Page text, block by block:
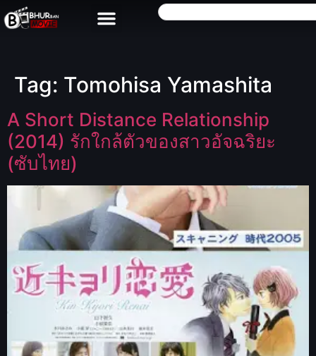
Tag: Tomohisa Yamashita
A Short Distance Relationship
(2014) รักใกล้ตัวของสาวอัจฉริยะ
(ซับไทย)